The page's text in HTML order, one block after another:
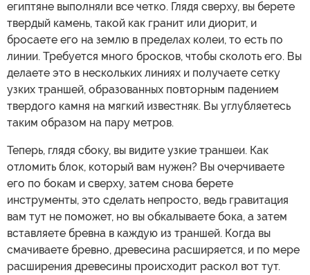
египтяне выполняли все четко. Глядя сверху, вы берете
твердый камень, такой как гранит или диорит, и
бросаете его на землю в пределах колеи, то есть по
линии. Требуется много бросков, чтобы сколоть его. Вы
делаете это в нескольких линиях и получаете сетку
узких траншей, образованных повторным падением
твердого камня на мягкий известняк. Вы углубляетесь
таким образом на пару метров.
Теперь, глядя сбоку, вы видите узкие траншеи. Как
отломить блок, который вам нужен? Вы очерчиваете
его по бокам и сверху, затем снова берете
инструменты, это сделать непросто, ведь гравитация
вам тут не поможет, но вы обкалываете бока, а затем
вставляете бревна в каждую из траншей. Когда вы
смачиваете бревно, древесина расширяется, и по мере
расширения древесины происходит раскол вот тут.